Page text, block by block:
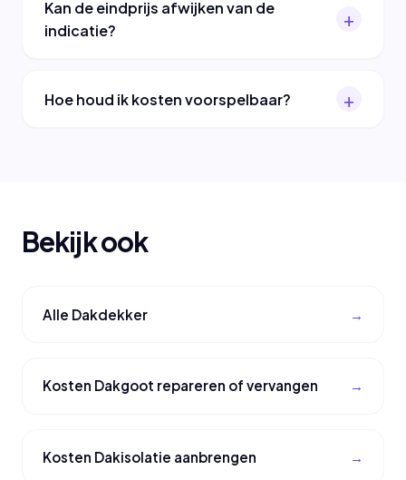
Kan de eindprijs afwijken van de
indicatie?
Hoe houd ik kosten voorspelbaar?
Bekijk ook
Alle Dakdekker
Kosten Dakgoot repareren of vervangen
Kosten Dakisolatie aanbrengen